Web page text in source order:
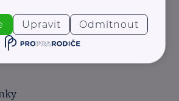
Upravit Odmítnout